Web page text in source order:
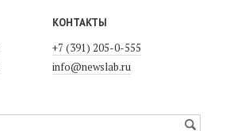
КОНТАКТЫ
+7 (391) 205-0-555
info@newslab.ru